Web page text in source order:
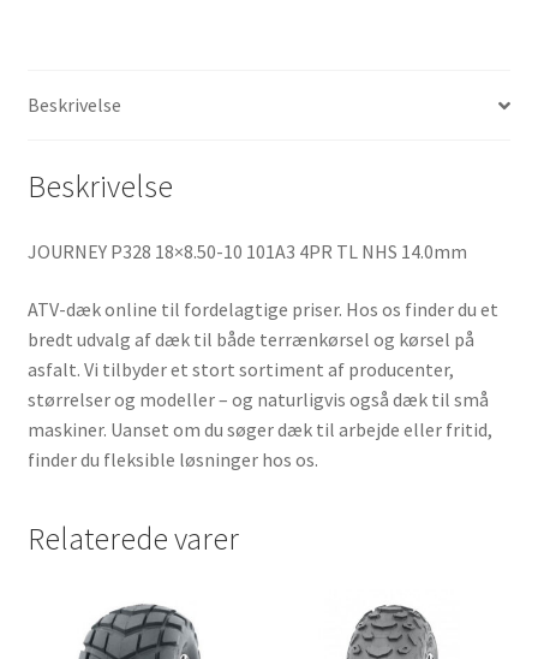
o
r
p
Beskrivelse
Beskrivelse
JOURNEY P328 18×8.50-10 101A3 4PR TL NHS 14.0mm
ATV-dæk online til fordelagtige priser. Hos os finder du et
bredt udvalg af dæk til både terrænkørsel og kørsel på
asfalt. Vi tilbyder et stort sortiment af producenter,
størrelser og modeller – og naturligvis også dæk til små
maskiner. Uanset om du søger dæk til arbejde eller fritid,
finder du fleksible løsninger hos os.
Relaterede varer